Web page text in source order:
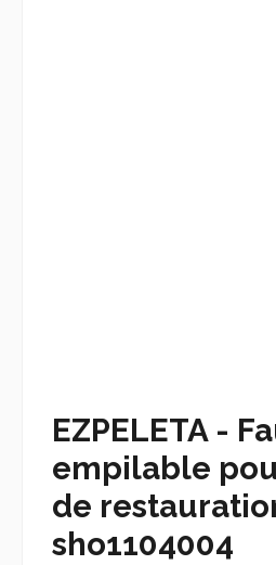
EZPELETA -
empilable
de
sho1104004